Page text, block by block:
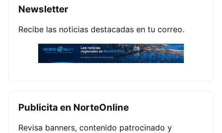
Newsletter
Recibe las noticias destacadas en tu correo.
Publicita en NorteOnline
Revisa banners, contenido patrocinado y